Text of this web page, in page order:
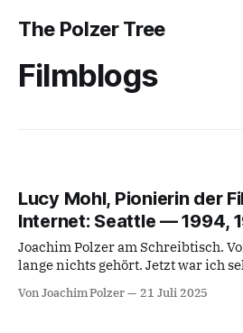
The Polzer Tree
Filmblogs
Lucy Mohl, Pionierin der
Internet: Seattle — 1994,
Joachim Polzer am Schreibtisch. Von Lucy Mohl hatte ich
lange nichts gehört. Jetzt war ich
heise.de wieder von ihr zu lesen.
Von Joachim Polzer 21 Juli 2025